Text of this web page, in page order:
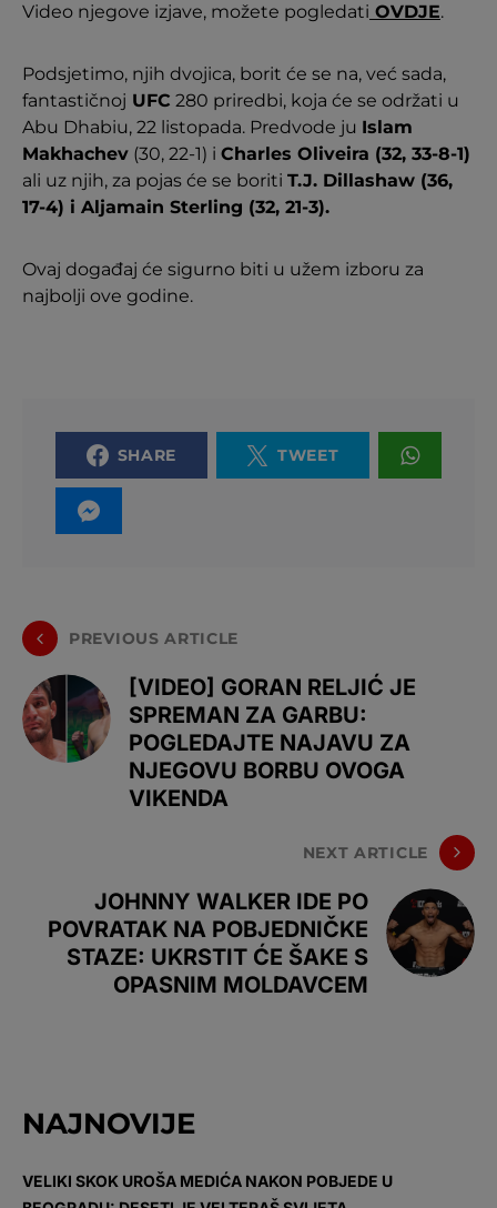
Video njegove izjave, možete pogledati OVDJE.
Podsjetimo, njih dvojica, borit će se na, već sada,
fantastičnoj UFC 280 priredbi, koja će se održati u
Abu Dhabiu, 22 listopada. Predvode ju Islam
Makhachev (30, 22-1) i Charles Oliveira (32, 33-8-1)
ali uz njih, za pojas će se boriti T.J. Dillashaw (36,
17-4) i Aljamain Sterling (32, 21-3).
Ovaj događaj će sigurno biti u užem izboru za
najbolji ove godine.
SHARE TWEET
PREVIOUS ARTICLE
[VIDEO] GORAN RELJIĆ JE
SPREMAN ZA GARBU:
POGLEDAJTE NAJAVU ZA
NJEGOVU BORBU OVOGA
VIKENDA
NEXT ARTICLE
JOHNNY WALKER IDE PO
POVRATAK NA POBJEDNIČKE
STAZE: UKRSTIT ĆE ŠAKE S
OPASNIM MOLDAVCEM
NAJNOVIJE
VELIKI SKOK UROŠA MEDIĆA NAKON POBJEDE U